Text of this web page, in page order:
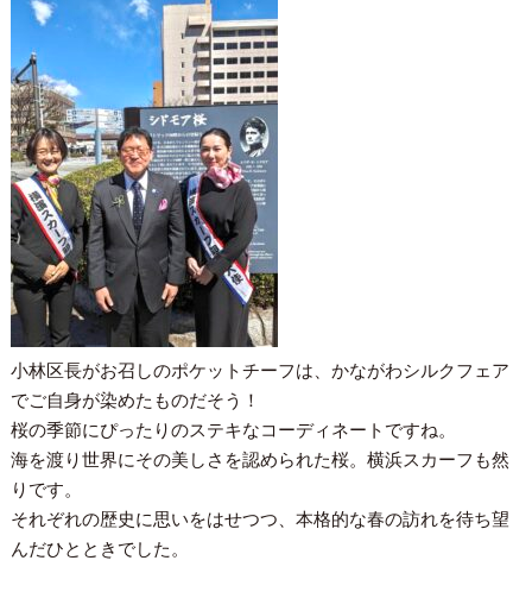
小林区長がお召しのポケットチーフは、かながわシルクフェア
でご自身が染めたものだそう！
桜の季節にぴったりのステキなコーディネートですね。
海を渡り世界にその美しさを認められた桜。横浜スカーフも然
りです。
それぞれの歴史に思いをはせつつ、本格的な春の訪れを待ち望
んだひとときでした。